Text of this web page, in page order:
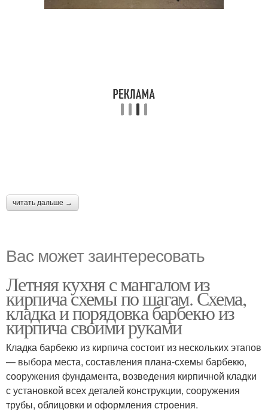
читать дальше →
Вас может заинтересовать
Летняя кухня с мангалом из
кирпича схемы по шагам. Схема,
кладка и порядовка барбекю из
кирпича своими руками
Кладка барбекю из кирпича состоит из нескольких этапов
— выбора места, составления плана-схемы барбекю,
сооружения фундамента, возведения кирпичной кладки
с установкой всех деталей конструкции, сооружения
трубы, облицовки и оформления строения.